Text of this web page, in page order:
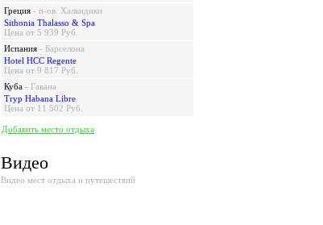
Греция - п-ов. Халкидики
Sithonia Thalasso & Spa
Цена от 5 939 Руб.
Испания - Барселона
Hotel HCC Regente
Цена от 9 817 Руб.
Куба - Гавана
Tryp Habana Libre
Цена от 11 502 Руб.
Добавить место отдыха
Видео
Видео мест отдыха и путешествий